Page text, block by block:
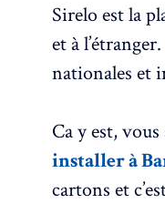
Sirelo est la
et à
nationales et
Ca y est,
installer à
cartons et